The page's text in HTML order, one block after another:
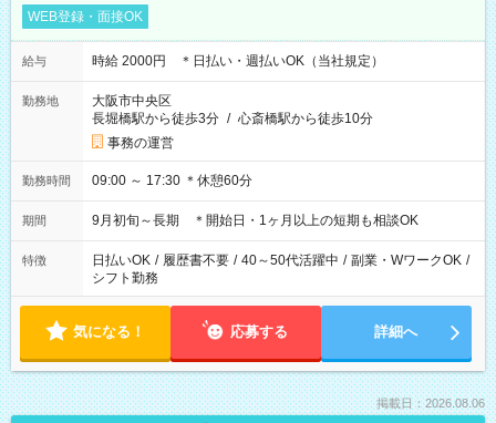
WEB登録・面接OK
給与 時給 2000円 ＊日払い・週払いOK（当社規定）
勤務地
大阪市中央区
長堀橋駅から徒歩3分 / 心斎橋駅から徒歩10分
事務の運営
勤務時間 09:00 ～ 17:30 ＊休憩60分
期間 9月初旬～長期 ＊開始日・1ヶ月以上の短期も相談OK
特徴 日払いOK / 履歴書不要 / 40～50代活躍中 / 副業・WワークOK /
シフト勤務
気になる！ 応募する 詳細へ
掲載日：2026.08.06